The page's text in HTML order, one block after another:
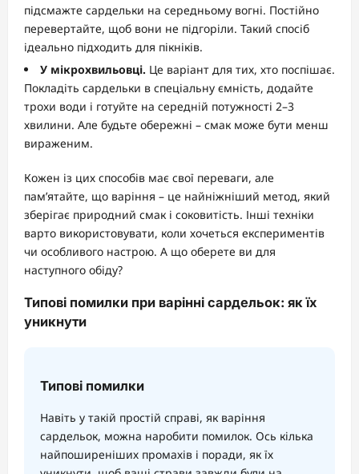
підсмажте сардельки на середньому вогні. Постійно
перевертайте, щоб вони не підгоріли. Такий спосіб
ідеально підходить для пікніків.
У мікрохвильовці. Це варіант для тих, хто поспішає.
Покладіть сардельки в спеціальну ємність, додайте
трохи води і готуйте на середній потужності 2–3
хвилини. Але будьте обережні – смак може бути менш
вираженим.
Кожен із цих способів має свої переваги, але
пам’ятайте, що варіння – це найніжніший метод, який
зберігає природний смак і соковитість. Інші техніки
варто використовувати, коли хочеться експериментів
чи особливого настрою. А що оберете ви для
наступного обіду?
Типові помилки при варінні сардельок: як їх
уникнути
Типові помилки
Навіть у такій простій справі, як варіння
сардельок, можна наробити помилок. Ось кілька
найпоширеніших промахів і поради, як їх